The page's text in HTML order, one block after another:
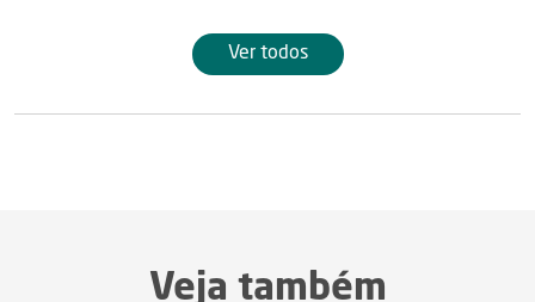
Ver todos
Veja também